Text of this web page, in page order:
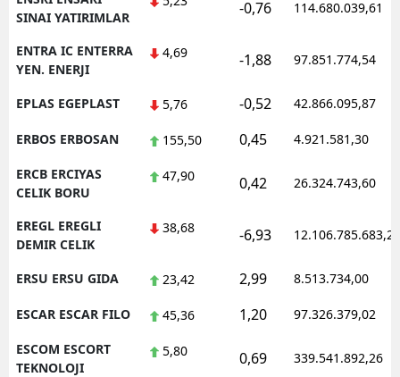
SINAI YATIRIMLAR
-0,76 114.680.039,61
ENTRA IC ENTERRA
YEN. ENERJI
4,69 -1,88 97.851.774,54
EPLAS EGEPLAST 5,76 -0,52 42.866.095,87
ERBOS ERBOSAN 155,50 0,45 4.921.581,30
ERCB ERCIYAS
CELIK BORU
47,90 0,42 26.324.743,60
EREGL EREGLI
DEMIR CELIK
38,68 -6,93 12.106.785.683,20
ERSU ERSU GIDA 23,42 2,99 8.513.734,00
ESCAR ESCAR FILO 45,36 1,20 97.326.379,02
ESCOM ESCORT
TEKNOLOJI
5,80 0,69 339.541.892,26